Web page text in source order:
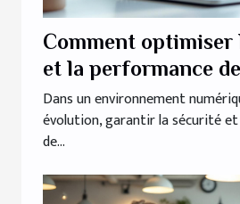
Comment optimiser
et la performance
web ?
Dans un environnement
évolution, garantir la sécurité
de...